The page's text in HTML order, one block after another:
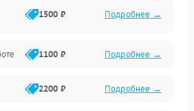
1500 ₽ Подробнее →
1100 ₽ Подробнее →
2200 ₽ Подробнее →